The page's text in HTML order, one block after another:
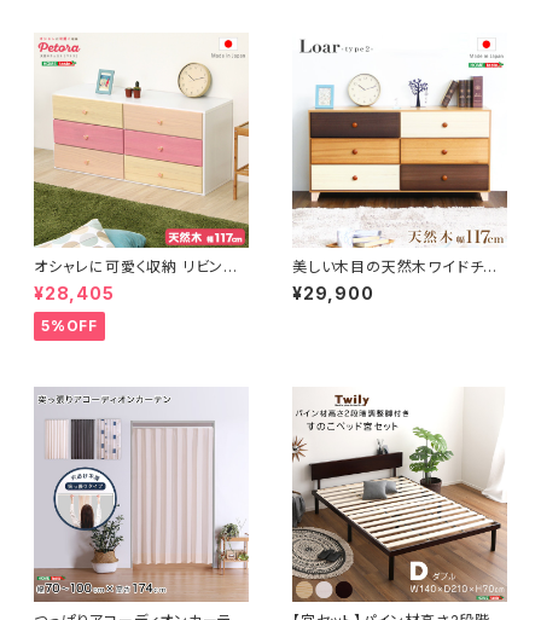
オシャレに可愛く収納 リビング
用ワイドチェスト 3段 幅117cm
天然木（桐）日本製｜petora-
ペトラ- SH-08-PTR117
¥28,405
5%OFF
美しい木目の天然木ワイドチェ
スト 3段 幅117cm Loarシリー
ズ 日本製・完成品｜Loar-ロ
¥29,900